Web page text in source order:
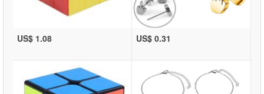
US$ 1.08 US$ 0.31